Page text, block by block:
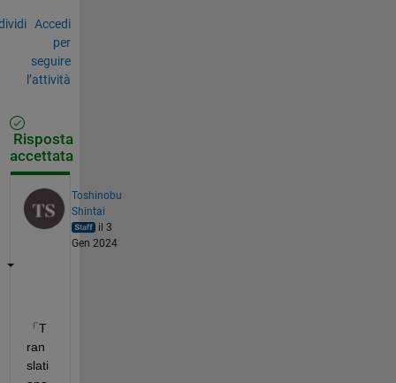
Accedi
per
seguire
l’attività
Risposta
accettata
Toshinobu
Shintai
il 3
Gen 2024
「T
ran
slati